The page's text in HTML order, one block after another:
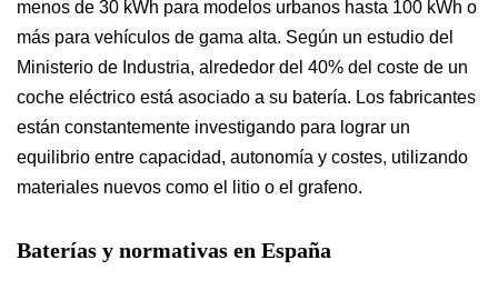
menos de 30 kWh para modelos urbanos hasta 100 kWh o
más para vehículos de gama alta. Según un estudio del
Ministerio de Industria, alrededor del 40% del coste de un
coche eléctrico está asociado a su batería. Los fabricantes
están constantemente investigando para lograr un
equilibrio entre capacidad, autonomía y costes, utilizando
materiales nuevos como el litio o el grafeno.
Baterías y normativas en España